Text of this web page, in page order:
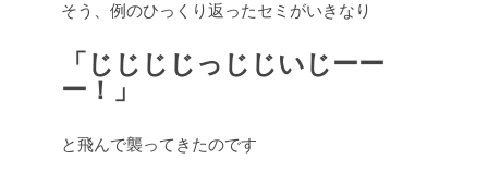
そう、例のひっくり返ったセミがいきなり
「じじじじっじじいじーー
ー！」
と飛んで襲ってきたのです